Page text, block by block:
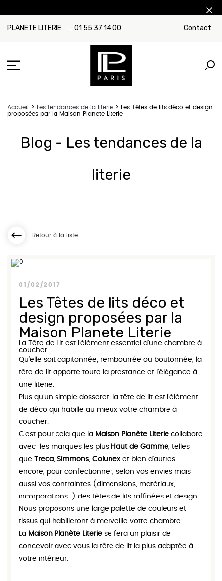
PLANETE LITERIE 01 55 37 14 00 Contact
Accueil Les tendances de la literie
Les Têtes de lits déco et design
proposées par la Maison Planete Literie
Blog - Les tendances de la
literie
Retour à la liste
01/02/2017
Les Têtes de lits déco et
design proposées par la
Maison Planete Literie
La Tête de Lit est l’élément essentiel d’une chambre à
coucher.
Qu’elle soit capitonnée, rembourrée ou boutonnée, la
tête de lit apporte toute la prestance et l’élégance à
une literie.
Plus qu’un simple dosseret, la tête de lit est l’élément
de déco qui habille au mieux votre chambre à
coucher.
C’est pour cela que la Maison Planète Literie collabore
avec
les marques les plus Haut de Gamme, telles
que
Treca, Simmons, Colunex et bien d'autres
encore, pour confectionner, selon vos envies mais
aussi vos contraintes (dimensions, matériaux,
incorporations…) des têtes de lits raffinées et design.
Nous proposons une large palette de couleurs et
tissus qui habilleront à merveille votre chambre.
La Maison Planète Literie se fera un plaisir de
concevoir avec vous la tête de lit la plus adaptée à
votre intérieur.